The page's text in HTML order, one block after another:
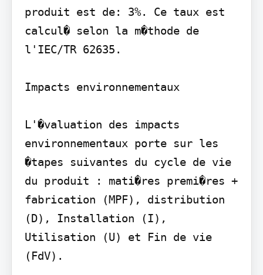
produit est de: 3%. Ce taux est
calcul� selon la m�thode de
l'IEC/TR 62635.
Impacts environnementaux
L'�valuation des impacts
environnementaux porte sur les
�tapes suivantes du cycle de vie
du produit : mati�res premi�res +
fabrication (MPF), distribution
(D), Installation (I),
Utilisation (U) et Fin de vie
(FdV).